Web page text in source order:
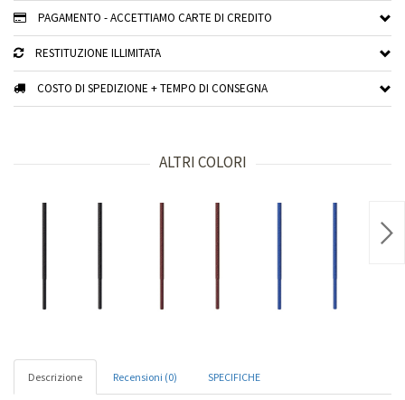
PAGAMENTO - ACCETTIAMO CARTE DI CREDITO
RESTITUZIONE ILLIMITATA
COSTO DI SPEDIZIONE + TEMPO DI CONSEGNA
ALTRI COLORI
Descrizione Recensioni (0) SPECIFICHE